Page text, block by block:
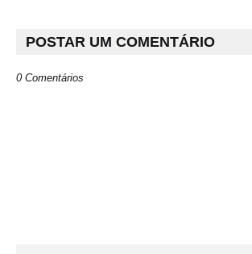
POSTAR UM COMENTÁRIO
0 Comentários